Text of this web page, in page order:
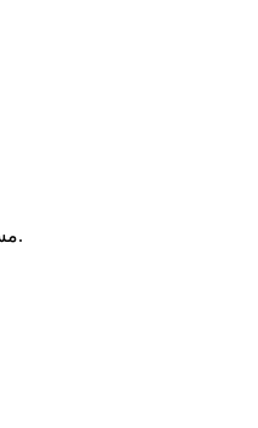
مسجد العتيق يقع في بلدية تالخمت بالجزائر، ويُعدّ من المساجد المحلية التي تؤدي الصلوات الخمس والجمعة. لا تتوفر معلومات إضافية موثقة حول تاريخ إنشائه أو خدماته المجتمعية.